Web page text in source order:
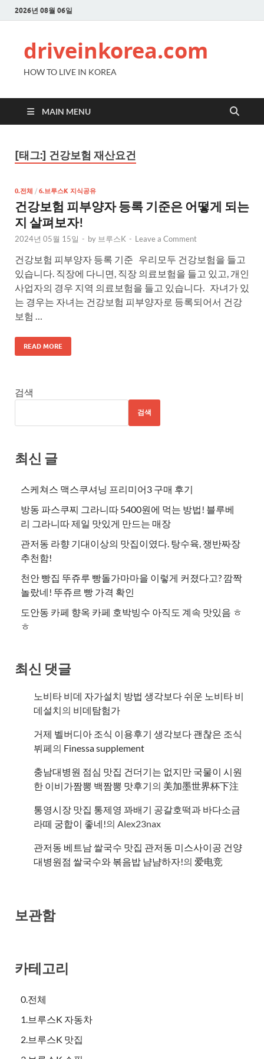
2026년 08월 06일
driveinkorea.com
HOW TO LIVE IN KOREA
MAIN MENU
[태그:] 건강보험 재산요건
0.전체 / 6.브루스K 지식공유
건강보험 피부양자 등록 기준은 어떻게 되는
지 살펴보자!
2024년 05월 15일 - by 브루스K - Leave a Comment
건강보험 피부양자 등록 기준 우리모두 건강보험을 들고
있습니다. 직장에 다니면, 직장 의료보험을 들고 있고, 개인
사업자의 경우 지역 의료보험을 들고 있습니다. 자녀가 있
는 경우는 자녀는 건강보험 피부양자로 등록되어서 건강
보험 …
READ MORE
검색
검색
최신 글
스케쳐스 맥스쿠셔닝 프리미어3 구매 후기
방동 파스쿠찌 그라니따 5400원에 먹는 방법! 블루베
리 그라니따 제일 맛있게 만드는 매장
관저동 라향 기대이상의 맛집이였다. 탕수육, 쟁반짜장
추천함!
천안 빵집 뚜쥬루 빵돌가마마을 이렇게 커졌다고? 깜짝
놀랐네! 뚜쥬르 빵 가격 확인
도안동 카페 향옥 카페 호박빙수 아직도 계속 맛있음 ㅎ
ㅎ
최신 댓글
노비타 비데 자가설치 방법 생각보다 쉬운 노비타 비
데설치의 비데탐험가
거제 벨버디아 조식 이용후기 생각보다 괜찮은 조식
뷔페의 ​Finessa supplement
충남대병원 점심 맛집 건더기는 없지만 국물이 시원
한 이비가짬뽕 백짬뽕 맛후기의 美加墨世界杯下注
통영시장 맛집 통제영 꽈배기 공갈호떡과 바다소금
라떼 궁합이 좋네!의 Alex23nax
관저동 베트남 쌀국수 맛집 관저동 미스사이공 건양
대병원점 쌀국수와 볶음밥 냠냠하자!의 爱电竞
보관함
카테고리
0.전체
1.브루스K 자동차
2.브루스K 맛집